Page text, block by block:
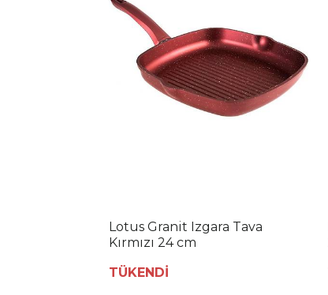
Lotus Granit Izgara Tava
Kırmızı 24 cm
TÜKENDİ